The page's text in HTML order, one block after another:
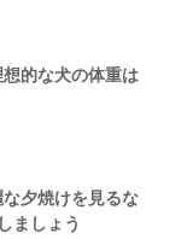
的な犬の体重は
な夕焼けを見るな
ましょう